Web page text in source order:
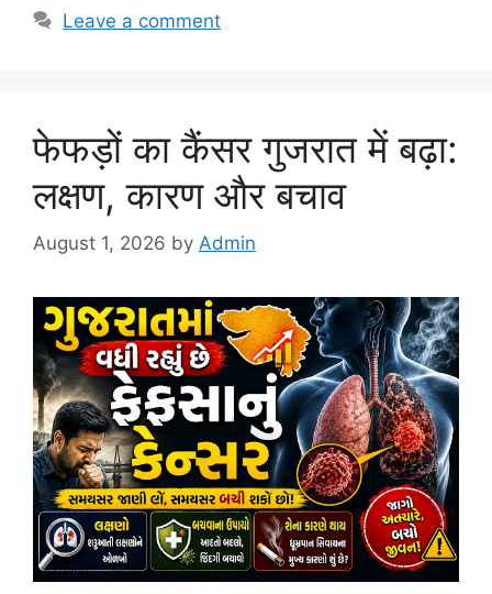
Leave a comment
फेफड़ों का कैंसर गुजरात में बढ़ा:
लक्षण, कारण और बचाव
August 1, 2026 by Admin